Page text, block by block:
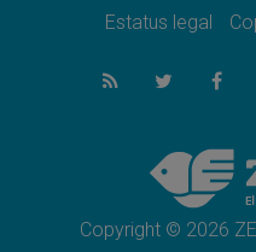
el
La matanza
muertos en
Tagle: La
revelación de
Estatus legal
Copyright © 2026